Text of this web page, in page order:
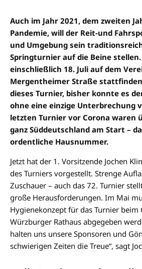
Auch im Jahr 2021, dem zweiten
Pandemie, will der Reit-und
und Umgebung sein
Springturnier auf die Beine stellen.
einschließlich 18. Juli auf dem
Mergentheimer Straße
dieses Turnier, bisher konnte es
ohne eine einzige Unterbrechung
letzten Turnier vor Corona waren
ganz Süddeutschland am Start –
ordentliche Hausnummer.
Jetzt hat der 1. Vorsitzende Jochen
des Turniers vorgestellt. Strenge
Zuschauer – auch das 72. Turnier
große Herausforderungen. Im Mai
Hygienekonzept für das Turnier
Würzburger Rathaus abgegeben
halten uns unsere Sponsoren und
schwierigen Zeiten die Treue“, sagt